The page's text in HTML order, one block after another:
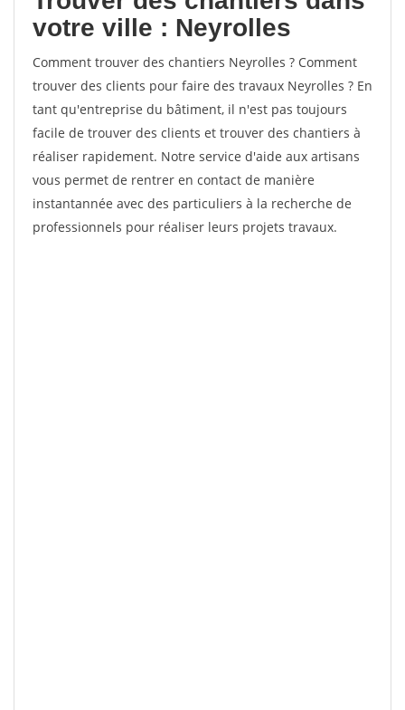
votre ville : Neyrolles
Comment trouver des chantiers Neyrolles ? Comment
trouver des clients pour faire des travaux Neyrolles ? En
tant qu'entreprise du bâtiment, il n'est pas toujours
facile de trouver des clients et trouver des chantiers à
réaliser rapidement. Notre service d'aide aux artisans
vous permet de rentrer en contact de manière
instantannée avec des particuliers à la recherche de
professionnels pour réaliser leurs projets travaux.